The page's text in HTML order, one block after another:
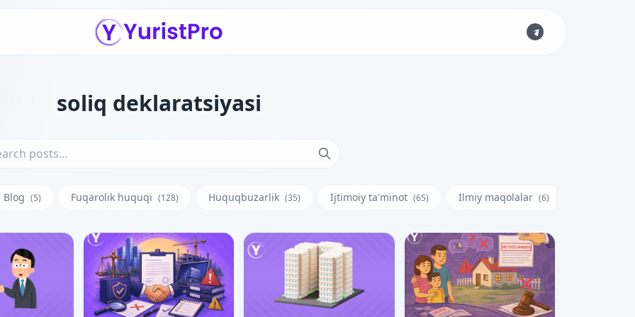
soliq deklaratsiyasi
Blog (5) Fuqarolik huquqi (128) Huquqbuzarlik (35) Ijtimoiy ta'minot (65) Ilmiy maqolalar (6)